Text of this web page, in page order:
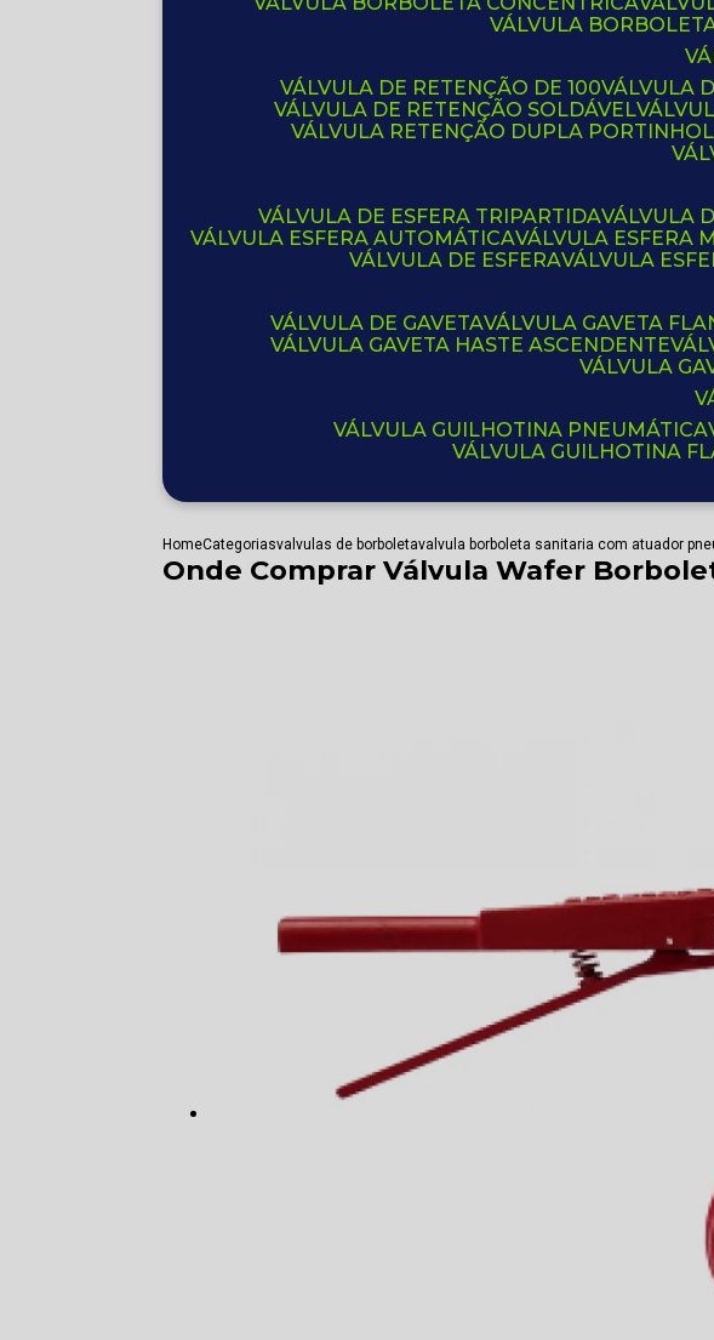
VÁLVULA
VÁLVULA DE RETENÇÃO DE 100 VÁLVULA
VÁLVULA DE RETENÇÃO SOLDÁVEL
VÁLVULA RETENÇÃO DUPLA
VÁLVULA DE ESFERA TRIPARTIDA VÁLVULA
VÁLVULA ESFERA AUTOMÁTICA VÁLVULA ESFERA
VÁLVULA DE ESFERA VÁLVULA
VÁLVULA DE GAVETA VÁLVULA GAVETA
VÁLVULA GAVETA HASTE ASCENDENTE
VÁLVULA
VÁLVULA GUILHOTINA PNEUMÁTICA
VÁLVULA GUILHOTINA
HomeCategoriasvalvulas de borboletavalvula borboleta sanitaria com atuador
Onde Comprar Válvula Wafer